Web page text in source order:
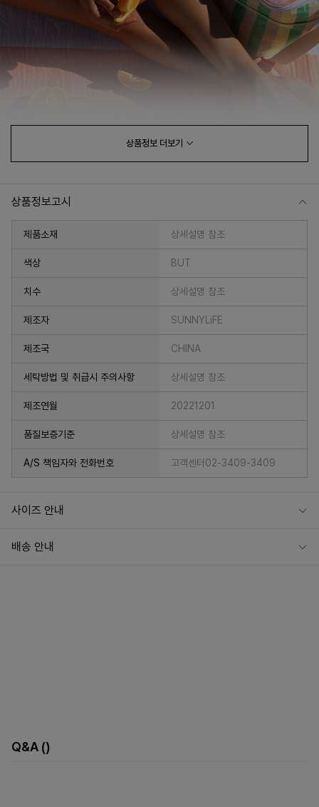
상품정보 더보기
상품정보고시
제품소재 상세설명 참조
색상 BUT
치수 상세설명 참조
제조자 SUNNYLiFE
제조국 CHINA
세탁방법 및 취급시 주의사항 상세설명 참조
제조연월 20221201
품질보증기준 상세설명 참조
A/S 책임자와 전화번호 고객센터02-3409-3409
사이즈 안내
배송 안내
Q&A ()